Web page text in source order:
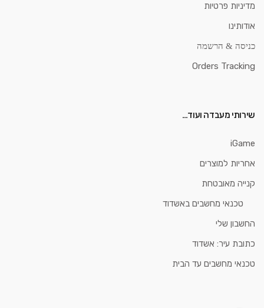
מדיניות פרטיות
אודותינו
כניסה & הרשמה
Orders Tracking
שירותי מעבדה ועוד…
iGame
אחריות למוצרים
קנייה מאובטחת
טכנאי מחשבים באשדוד
החשבון שלי
כתובת עיר: אשדוד
טכנאי מחשבים עד הבית